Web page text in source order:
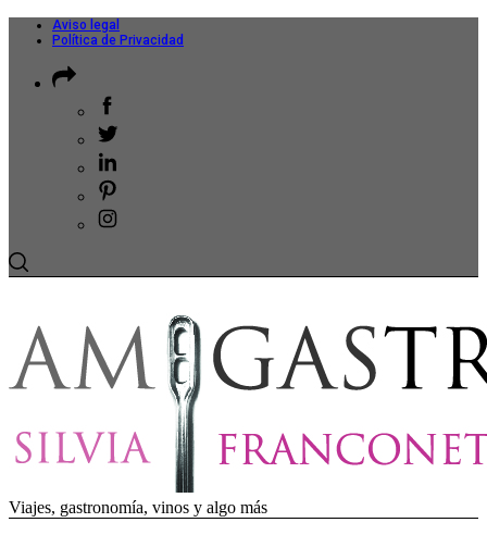
Aviso legal
Política de Privacidad
Viajes, gastronomía, vinos y algo más